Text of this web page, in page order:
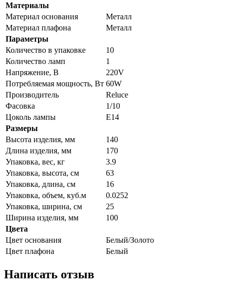
Материалы
Материал основания
Металл
Материал плафона
Металл
Параметры
Количество в упаковке
10
Количество ламп
1
Напряжение, В
220V
Потребляемая мощность, Вт 60W
Производитель
Reluce
Фасовка
1/10
Цоколь лампы
E14
Размеры
Высота изделия, мм
140
Длина изделия, мм
170
Упаковка, вес, кг
3.9
Упаковка, высота, см
63
Упаковка, длина, см
16
Упаковка, объем, куб.м
0.0252
Упаковка, ширина, см
25
Ширина изделия, мм
100
Цвета
Цвет основания
Белый/Золото
Цвет плафона
Белый
Написать отзыв